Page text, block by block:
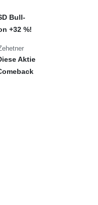
Bull-
+32 %!
Aktie